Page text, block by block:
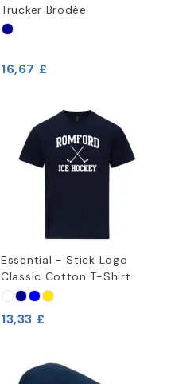
Trucker Brodée
16,67 £
Essential - Stick Logo
Classic Cotton T-Shirt
13,33 £